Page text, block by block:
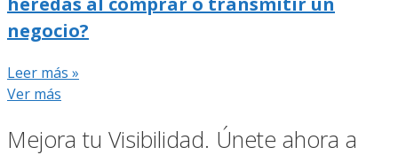
negocio?
Leer más »
Ver más
Mejora tu Visibilidad. Únete ahora a